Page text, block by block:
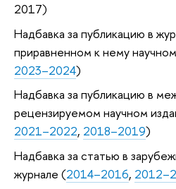
2017)
Надбавка за публикацию в
приравненном к нему
2023–2024)
Надбавка за публикацию в
рецензируемом научном
2021–2022, 2018–2019)
Надбавка за статью в
журнале (2014–2016,